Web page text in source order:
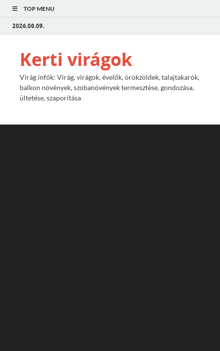
TOP MENU
2026.08.09.
Kerti virágok
Virág infók: Virág, virágok, évelők, örökzöldek, talajtakarók,
balkon növények, szobanövények termesztése, gondozása,
ültetése, szaporítása